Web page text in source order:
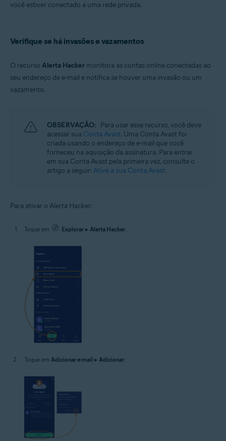
você estiver conectado a uma rede privada.
Verifique se há invasões e vazamentos
O recurso Alerta Hacker monitora as contas online conectadas ao
seu endereço de e-mail e notifica se houver uma invasão ou um
vazamento.
OBSERVAÇÃO: Para usar esse recurso, você deve
acessar sua Conta Avast. Uma Conta Avast foi
criada usando o endereço de e-mail que você
forneceu na aquisição da assinatura. Para entrar
em sua Conta Avast pela primeira vez, consulte o
artigo a seguir: Ative a sua Conta Avast.
Para ativar o Alerta Hacker:
Toque em Explorar ▸ Alerta Hacker.
Toque em Adicionar e-mail ▸ Adicionar.